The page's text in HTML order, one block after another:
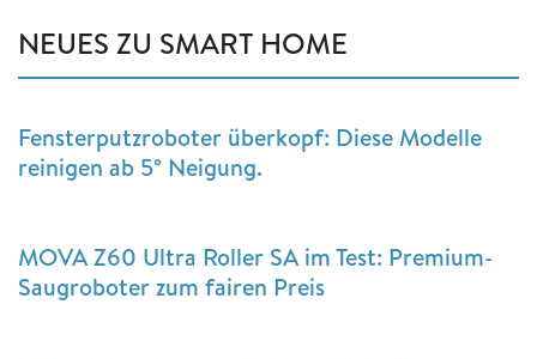
NEUES ZU SMART HOME
Fensterputzroboter überkopf: Diese Modelle
reinigen ab 5° Neigung.
MOVA Z60 Ultra Roller SA im Test: Premium-
Saugroboter zum fairen Preis